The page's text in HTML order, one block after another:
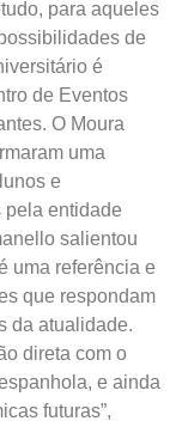
para aqueles
de
é
de Eventos
O Moura
uma
e
pela entidade
salientou
uma referência e
que respondam
da atualidade.
direta com o
e ainda
futuras”,